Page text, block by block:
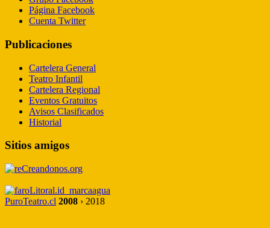
Página Facebook
Cuenta Twitter
Publicaciones
Cartelera General
Teatro Infantil
Cartelera Regional
Eventos Gratuitos
Avisos Clasificados
Historial
Sitios amigos
PuroTeatro.cl 2008 › 2018